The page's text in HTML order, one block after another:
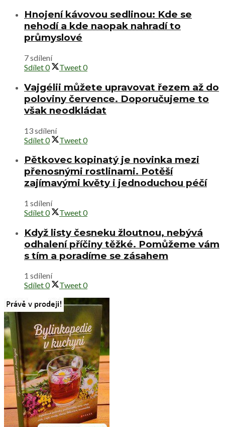
Hnojení kávovou sedlinou: Kde se
nehodí a kde naopak nahradí to
průmyslové
7 sdílení
Sdílet0 Tweet0
Vajgélii můžete upravovat řezem až do
poloviny července. Doporučujeme to
však neodkládat
13 sdílení
Sdílet0 Tweet0
Pětkovec kopinatý je novinka mezi
přenosnými rostlinami. Potěší
zajímavými květy i jednoduchou péčí
1 sdílení
Sdílet0 Tweet0
Když listy česneku žloutnou, nebývá
odhalení příčiny těžké. Pomůžeme vám
s tím a poradíme se zásahem
1 sdílení
Sdílet0 Tweet0